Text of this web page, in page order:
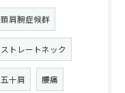
頚肩腕症候群
ストレートネック
五十肩 腰痛